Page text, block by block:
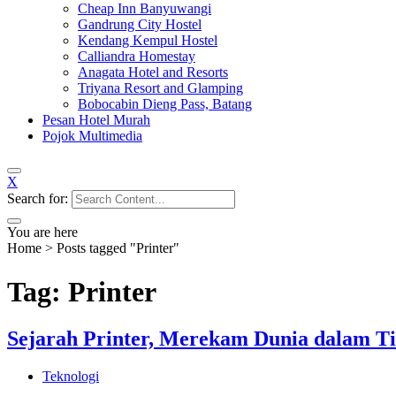
Cheap Inn Banyuwangi
Gandrung City Hostel
Kendang Kempul Hostel
Calliandra Homestay
Anagata Hotel and Resorts
Triyana Resort and Glamping
Bobocabin Dieng Pass, Batang
Pesan Hotel Murah
Pojok Multimedia
X
Search for:
You are here
Home > Posts tagged "Printer"
Tag: Printer
Sejarah Printer, Merekam Dunia dalam
Teknologi